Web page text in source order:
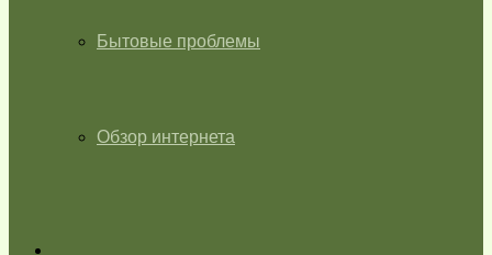
Бытовые проблемы
Обзор интернета